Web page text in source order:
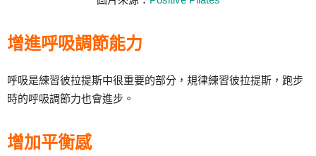
增進呼吸調節能力
呼吸是練習彼拉提斯中很重要的部分，規律練習彼拉提斯，跑步
時的呼吸調節力也會進步。
增加平衡感